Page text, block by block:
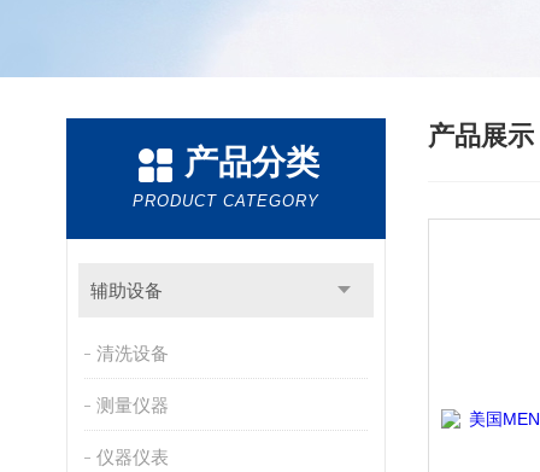
产品分类
PRODUCT CATEGORY
辅助设备
清洗设备
测量仪器
仪器仪表
产品展示